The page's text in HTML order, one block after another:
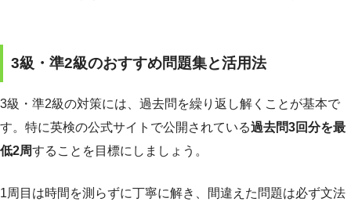
3級・準2級のおすすめ問題集と活用法
3級・準2級の対策には、過去問を繰り返し解くことが基本で
す。特に英検の公式サイトで公開されている過去問3回分を最
低2周することを目標にしましょう。
1周目は時間を測らずに丁寧に解き、間違えた問題は必ず文法